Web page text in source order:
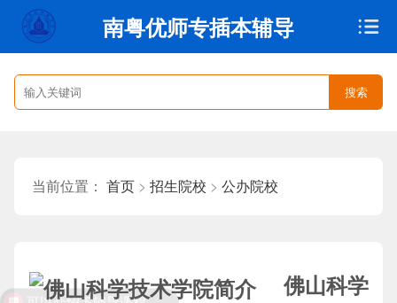
南粤优师专插本辅导
搜索
当前位置： 首页 > 招生院校 > 公办院校
佛山科学